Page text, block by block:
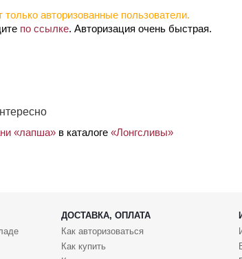
авторизованные пользователи.
по ссылке. Авторизация очень быстрая.
«лапша» в каталоге «Лонгсливы»
ДОСТАВКА, ОПЛАТА
Как авторизоваться
Как купить